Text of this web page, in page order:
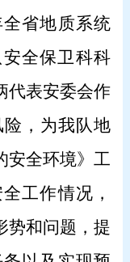
省地质系统
全保卫科科
代表安委会作
险，为我队地
安全环境》工
工作情况，
势和问题，提